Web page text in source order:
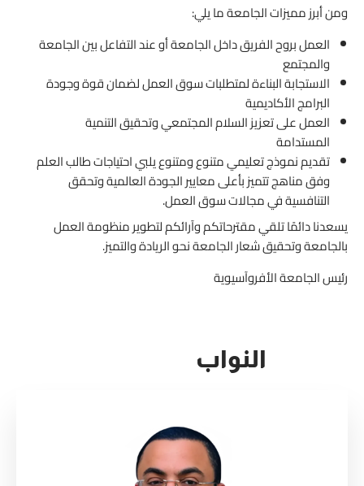
ومن أبرز مميزات الجامعة ما يلي:
العمل بروح الفريق داخل الجامعة أو عند التفاعل بين الجامعة
والمجتمع
الاستجابة البناءة لمتطلبات سوق العمل لضمان قوة وجودة
البرامج الأكاديمية
العمل على تعزيز السلام المجتمعي وتحقيق التنمية
المستدامة
تقديم نموذج تعليمي متنوع ومتنوع يلبي احتياجات طالب العلم
وفق مناهج تتميز بأعلى معايير الجودة العالمية وتحقق
التنافسية في مجالات سوق العمل.
يسعدنا دائمًا تلقي مقترحاتكم وآرائكم لتطوير منظومة العمل
بالجامعة وتحقيق شعار الجامعة نحو الريادة والتميز.
رئيس الجامعة الأفروآسيوية
النواب